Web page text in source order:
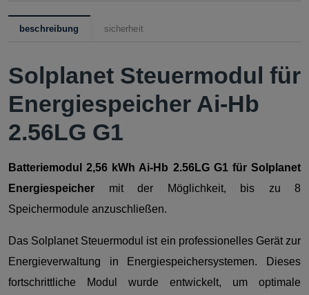
beschreibung sicherheit
Solplanet Steuermodul für
Energiespeicher Ai-Hb
2.56LG G1
Batteriemodul 2,56 kWh Ai-Hb 2.56LG G1 für Solplanet
Energiespeicher mit der Möglichkeit, bis zu 8
Speichermodule anzuschließen.
Das Solplanet Steuermodul ist ein professionelles Gerät zur
Energieverwaltung in Energiespeichersystemen. Dieses
fortschrittliche Modul wurde entwickelt, um optimale